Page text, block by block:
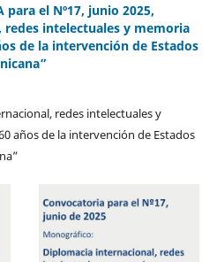
para el Nº17, junio 2025,
intelectuales y memoria
de la intervención de Estados
redes intelectuales y
años de la intervención de Estados